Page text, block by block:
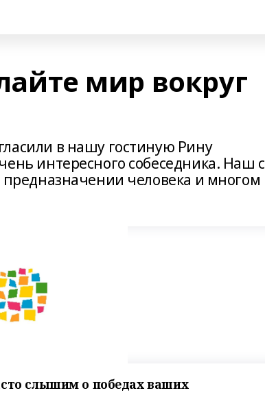
мир вокруг
в нашу гостиную Рину
интересного собеседника. Наш с
предназначении человека и многом
слышим о победах ваших